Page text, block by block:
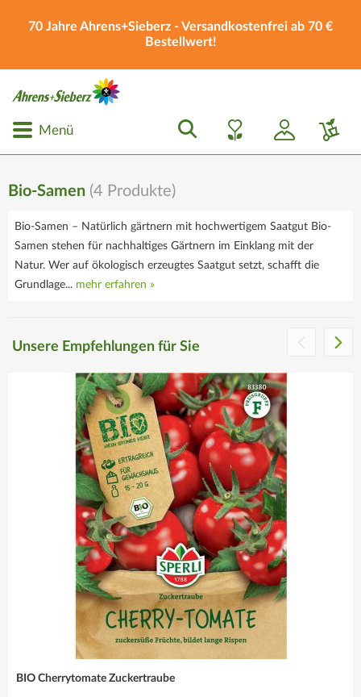
70 Jahre Ahrens+Sieberz - Versandkostenfrei ab 70 €
Bestellwert!
Menü
Geschenkgutscheine
richtige Wahl!
Mehr erfahren
Bio-Samen (4 Produkte)
Bio-Samen – Natürlich gärtnern mit hochwertigem Saatgut Bio-
Samen stehen für nachhaltiges Gärtnern im Einklang mit der
Natur. Wer auf ökologisch erzeugtes Saatgut setzt, schafft die
Grundlage... mehr erfahren »
Unsere Empfehlungen für Sie
BIO Cherrytomate Zuckertraube